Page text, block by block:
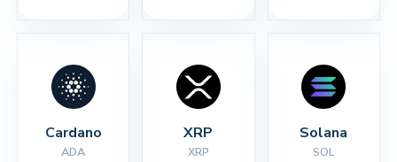
Cardano
ADA
XRP
XRP
Solana
SOL